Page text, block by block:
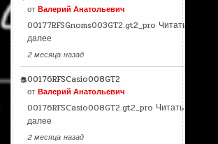
от Валерий Анатольевич
00177RFSGnoms003GT2.gt2_pro Читать
далее
2 месяца назад
00176RFSCasio008GT2
от Валерий Анатольевич
00176RFSCasio008GT2.gt2_pro Читать
далее
2 месяца назад